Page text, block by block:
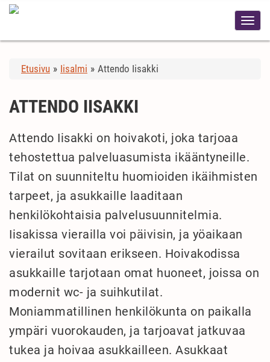
Etusivu » Iisalmi » Attendo Iisakki
ATTENDO IISAKKI
Attendo Iisakki on hoivakoti, joka tarjoaa
tehostettua palveluasumista ikääntyneille.
Tilat on suunniteltu huomioiden ikäihmisten
tarpeet, ja asukkaille laaditaan
henkilökohtaisia palvelusuunnitelmia.
Iisakissa vierailla voi päivisin, ja yöaikaan
vierailut sovitaan erikseen. Hoivakodissa
asukkaille tarjotaan omat huoneet, joissa on
modernit wc- ja suihkutilat.
Moniammatillinen henkilökunta on paikalla
ympäri vuorokauden, ja tarjoavat jatkuvaa
tukea ja hoivaa asukkailleen. Asukkaat